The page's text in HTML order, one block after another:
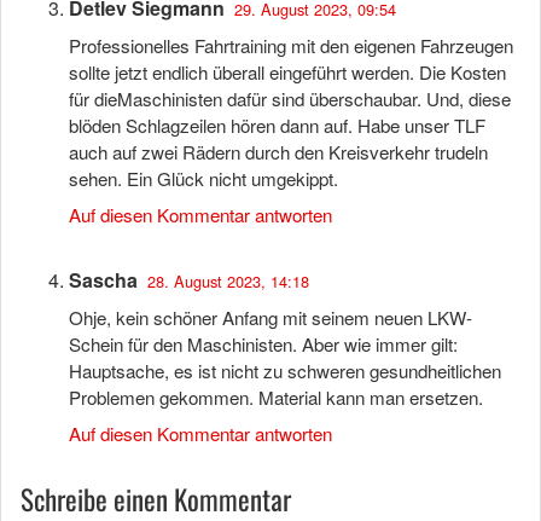
Detlev Siegmann 29. August 2023, 09:54
Professionelles Fahrtraining mit den eigenen Fahrzeugen
sollte jetzt endlich überall eingeführt werden. Die Kosten
für dieMaschinisten dafür sind überschaubar. Und, diese
blöden Schlagzeilen hören dann auf. Habe unser TLF
auch auf zwei Rädern durch den Kreisverkehr trudeln
sehen. Ein Glück nicht umgekippt.
Auf diesen Kommentar antworten
Sascha 28. August 2023, 14:18
Ohje, kein schöner Anfang mit seinem neuen LKW-
Schein für den Maschinisten. Aber wie immer gilt:
Hauptsache, es ist nicht zu schweren gesundheitlichen
Problemen gekommen. Material kann man ersetzen.
Auf diesen Kommentar antworten
Schreibe einen Kommentar